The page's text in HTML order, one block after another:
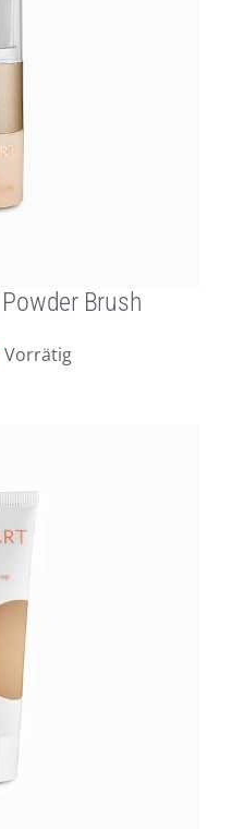
Brush
Vorrätig